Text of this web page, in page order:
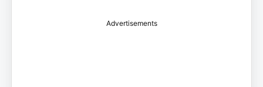
Advertisements